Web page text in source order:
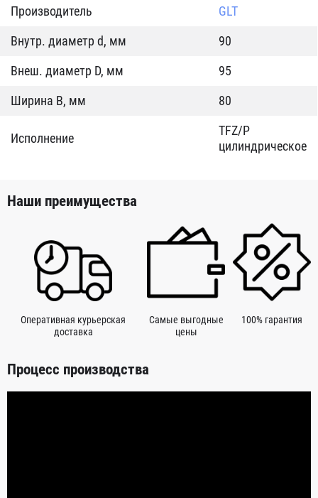
Производитель
GLT
Внутр. диаметр d, мм
90
Внеш. диаметр D, мм
95
Ширина B, мм
80
Исполнение
TFZ/P
цилиндрическое
Наши преимущества
Оперативная курьерская
доставка
Самые выгодные
цены
100% гарантия
Процесс производства